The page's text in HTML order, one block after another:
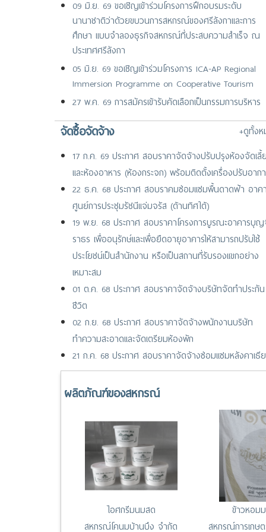
09 มิ.ย. 69 ขอเชิญเข้าร่วมโครงการฝึกอบรมระดับ
นานาชาติว่าด้วยขบวนการสหกรณ์ของศรีลังกาและการ
ศึกษา แบบจำลองธุรกิจสหกรณ์ที่ประสบความสำเร็จ ณ
ประเทศศรีลังกา
05 มิ.ย. 69 ขอเชิญเข้าร่วมโครงการ ICA-AP Regional
Immersion Programme on Cooperative Tourism
27 พ.ค. 69 การสมัครเข้ารับคัดเลือกเป็นกรรมการบริหาร
กองทุนพัฒนาสหกรณ์
17 เม.ย. 69 ขอเชิญเข้าร่วมการสัมมนานานาชาติ เรื่อง
“GP+ Immunisation Symposium 2026 : The Power
Vaccination in Primary Care” จัดโดย GP+ Co-
ประเทศสิงค
25 มี.ค. 69 ขอเชิญเสนอชื่อเกษตรกรสตรีเข้าร่วมการประ
ระดับภูมิภาคเอเชีย-แปซิฟิก
จัดซื้อจัดจ้าง
+ดูทั้ง
17 ก.ค. 69 ประกาศ สอบราคาจัดจ้างปรับปรุงห้องจัดเลี้
และห้องอาหาร (ห้องกระจก) พร้อมติดตั้งเครื่องปรับอาก
22 ธ.ค. 68 ประกาศ สอบราคมซ่อมแซมพื้นดาดฟ้า อาค
ศูนย์การประชุมรัชนีแจ่มจรัส (ด้านทิศใต้)
19 พ.ย. 68 ประกาศ สอบราคาโครงการบูรณะอาคารบุ
ราธร เพื่ออนุรักษ์และเพื่อยืดอายุอาคารให้สามารถปรับใช้
ประโยชน์เป็นสำนักงาน หรือเป็นสถานที่รับรองแขกอย่าง
เหมาะสม
01 ต.ค. 68 ประกาศ สอบราคาจัดจ้างบริษัทจัดทำประกัน
ชีวิต
02 ก.ย. 68 ประกาศ สอบราคาจัดจ้างพนักงานบริษัท
ทำความสะอาดและจัดเตรียมห้องพัก
21 ก.ค. 68 ประกาศ สอบราคาจัดจ้างซ่อมแซมหลังคาเธี
เตอร์และดาดฟ้า ชั้น 2 ศูนย์การประชุมรัชนีแจ่มจรัส
28 เม.ย. 68 ประกาศ สอบราคาก่อสร้างโรงจอดรถ (บริ
สหกรณ์ไทย)
25 เม.ย. 68 ประกาศ ยกเลิกประกาศสอบราคาก่อสร้างโรง
จอดรถ (บริเวณลานหน้าพระอนุสาวรีย์พระบิดา และหน้า
ศูนย์แสดงสินค้าฯ)
ผลิตภัณฑ์ของสหกรณ์
ไอศกรีมนมสด
สหกรณ์โคนมบ้านบึง จำกัด
ข้าวหอม
สหกรณ์การเกษ